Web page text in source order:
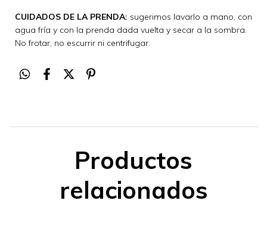
CUIDADOS DE LA PRENDA: sugerimos lavarlo a mano, con
agua fría y con la prenda dada vuelta y secar a la sombra.
No frotar, no escurrir ni centrifugar.
Productos
relacionados